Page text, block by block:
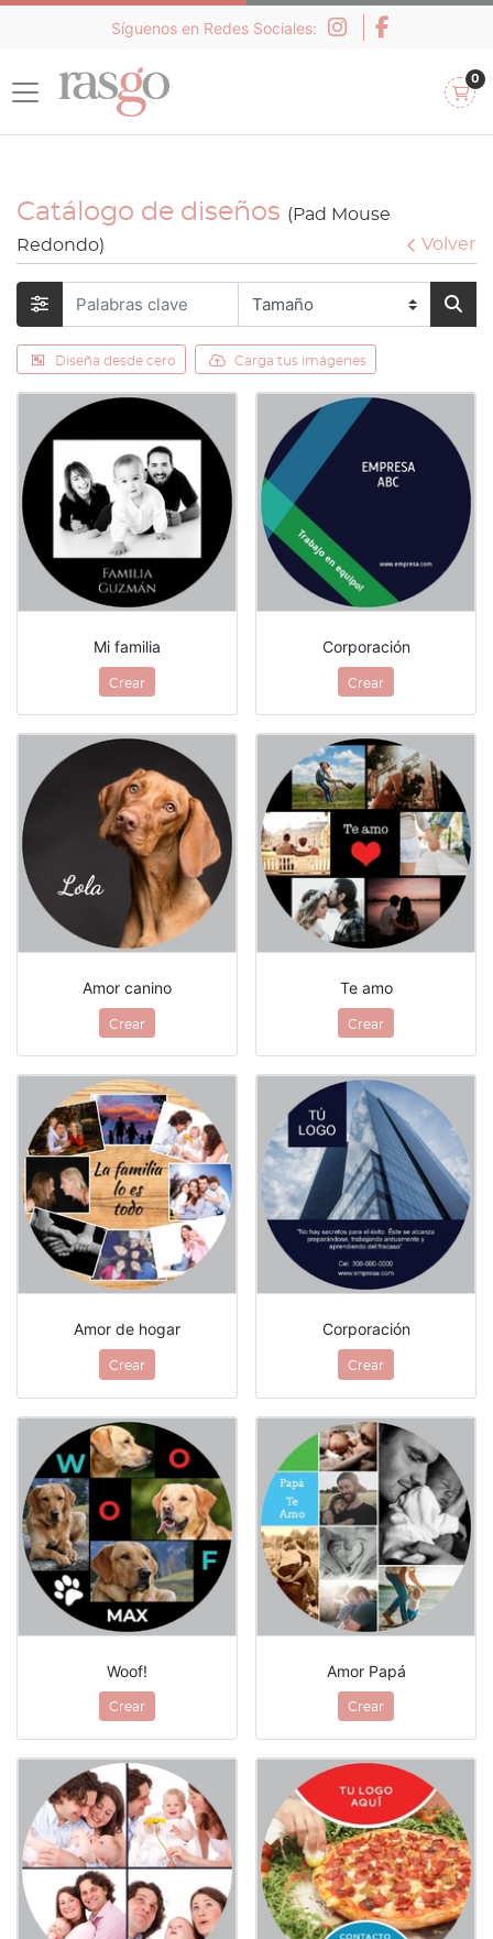
Síguenos en Redes Sociales:
0
Catálogo de diseños (Pad Mouse
Redondo)
Volver
Diseña desde cero Carga tus imágenes
Mi familia
Crear
Corporación
Crear
Amor canino
Crear
Te amo
Crear
Amor de hogar
Crear
Corporación
Crear
Woof!
Crear
Amor Papá
Crear